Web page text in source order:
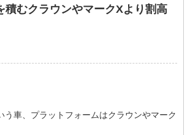
積むクラウンやマークXより割高
う車、プラットフォームはクラウンやマーク